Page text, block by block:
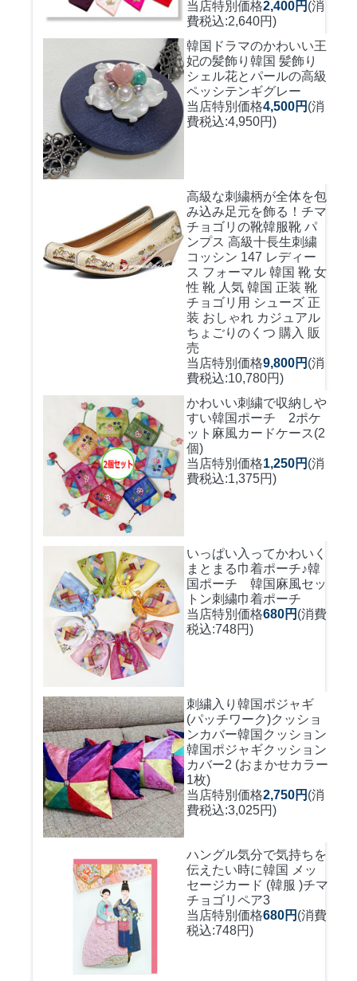
当店特別価格2,400円 (消
費税込:2,640円)
韓国ドラマのかわいい王
妃の髪飾り 韓国 髪飾り
シェル花とパールの高級
ペッシテンギグレー
当店特別価格4,500円 (消
費税込:4,950円)
高級な刺繍柄が全体を包
み込み足元を飾る！ チマ
チョゴリの靴韓服靴 パ
ンプス 高級十長生刺繍
コッシン 147 レディー
ス フォーマル 韓国 靴 女
性 靴 人気 韓国 正装 靴
チョゴリ用 シューズ 正
装 おしゃれ カジュアル
ちょごりのくつ 購入 販
売
当店特別価格9,800円 (消
費税込:10,780円)
かわいい刺繍で収納しや
すい韓国ポーチ 2ポケ
ット麻風カードケース(2
個)
当店特別価格1,250円 (消
費税込:1,375円)
いっぱい入ってかわいく
まとまる巾着ポーチ♪韓
国ポーチ 韓国麻風セッ
トン刺繍巾着ポーチ
当店特別価格680円 (消費
税込:748円)
刺繍入り韓国ポジャギ
(パッチワーク)クッショ
ンカバー韓国クッション
韓国ポジャギクッション
カバー2 (おまかせカラー
1枚)
当店特別価格2,750円 (消
費税込:3,025円)
ハングル気分で気持ちを
伝えたい時に韓国 メッ
セージカード (韓服 )チマ
チョゴリペア3
当店特別価格680円 (消費
税込:748円)